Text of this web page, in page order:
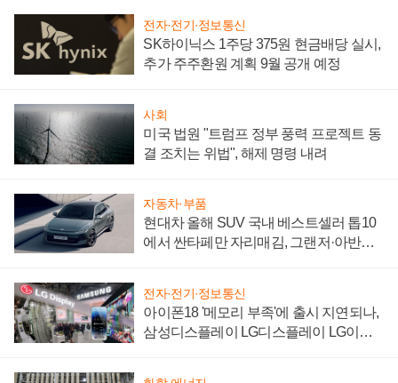
전자·전기·정보통신
SK하이닉스 1주당 375원 현금배당 실시,
추가 주주환원 계획 9월 공개 예정
사회
미국 법원 "트럼프 정부 풍력 프로젝트 동
결 조치는 위법", 해제 명령 내려
자동차·부품
현대차 올해 SUV 국내 베스트셀러 톱10
에서 싼타페만 자리매김, 그랜저·아반떼
전자·전기·정보통신
아이폰18 '메모리 부족'에 출시 지연되나,
삼성디스플레이 LG디스플레이 LG이노